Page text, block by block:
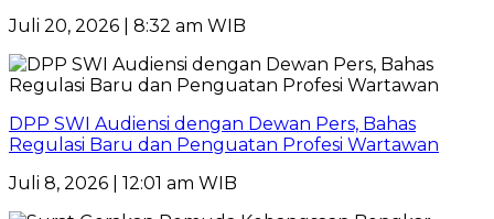
Juli 20, 2026 | 8:32 am WIB
DPP SWI Audiensi dengan Dewan Pers, Bahas
Regulasi Baru dan Penguatan Profesi Wartawan
Juli 8, 2026 | 12:01 am WIB